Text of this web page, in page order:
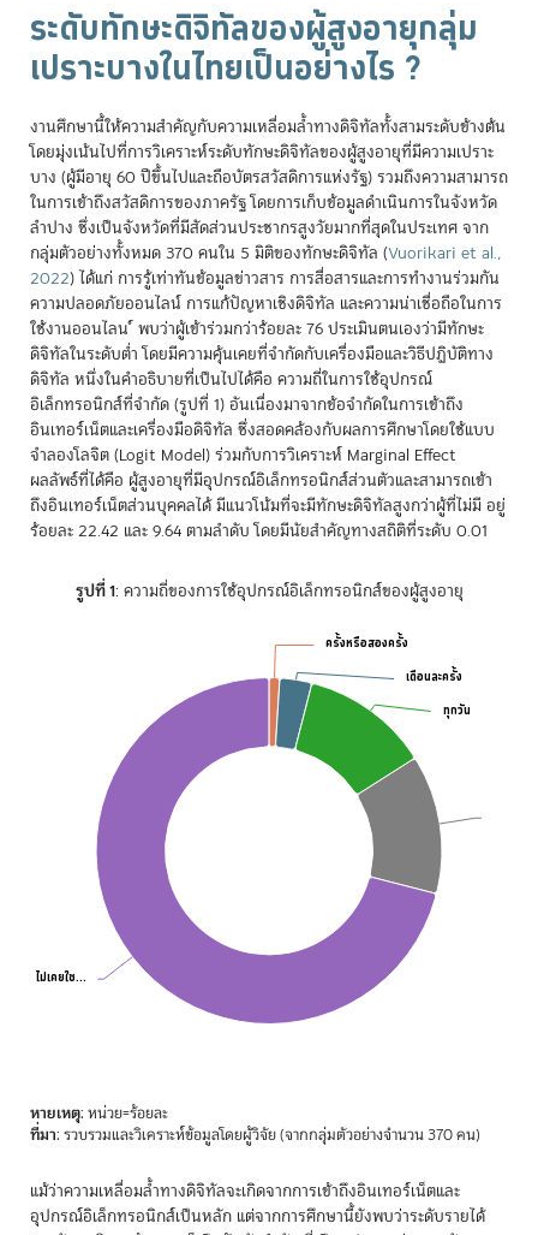
ระดับทักษะดิจิทัลของผู้สูงอายุกลุ่ม
เปราะบางในไทยเป็นอย่างไร ?
งานศึกษานี้ให้ความสำคัญกับความเหลื่อมล้ำทางดิจิทัลทั้งสามระดับข้างต้น
โดยมุ่งเน้นไปที่การวิเคราะห์ระดับทักษะดิจิทัลของผู้สูงอายุที่มีความเปราะ
บาง (ผู้มีอายุ 60 ปีขึ้นไปและถือบัตรสวัสดิการแห่งรัฐ) รวมถึงความสามารถ
ในการเข้าถึงสวัสดิการของภาครัฐ โดยการเก็บข้อมูลดำเนินการในจังหวัด
ลำปาง ซึ่งเป็นจังหวัดที่มีสัดส่วนประชากรสูงวัยมากที่สุดในประเทศ จาก
กลุ่มตัวอย่างทั้งหมด 370 คนใน 5 มิติของทักษะดิจิทัล (Vuorikari et al.,
2022)ได้แก่ การรู้เท่าทันข้อมูลข่าวสาร การสื่อสารและการทำงานร่วมกัน
ความปลอดภัยออนไลน์ การแก้ปัญหาเชิงดิจิทัล และความน่าเชื่อถือในการ
ใช้งานออนไลน ์ พบว่าผู้เข้าร่วมกว่าร้อยละ 76 ประเมินตนเองว่ามีทักษะ
ดิจิทัลในระดับต่ำ โดยมีความคุ้นเคยที่จำกัดกับเครื่องมือและวิธีปฏิบัติทาง
ดิจิทัล หนึ่งในคำอธิบายที่เป็นไปได้คือ ความถี่ในการใช้อุปกรณ์
อิเล็กทรอนิกส์ที่จำกัด (รูปที่ 1) อันเนื่องมาจากข้อจำกัดในการเข้าถึง
อินเทอร์เน็ตและเครื่องมือดิจิทัล ซึ่งสอดคล้องกับผลการศึกษาโดยใช้แบบ
จำลองโลจิต (Logit Model) ร่วมกับการวิเคราะห์ Marginal Effect
ผลลัพธ์ที่ได้คือ ผู้สูงอายุที่มีอุปกรณ์อิเล็กทรอนิกส์ส่วนตัวและสามารถเข้า
ถึงอินเทอร์เน็ตส่วนบุคคลได้ มีแนวโน้มที่จะมีทักษะดิจิทัลสูงกว่าผู้ที่ไม่มี อยู่
ร้อยละ 22.42 และ 9.64 ตามลำดับ โดยมีนัยสำคัญทางสถิติที่ระดับ 0.01
รูปที่ 1: ความถี่ของการใช้อุปกรณ์อิเล็กทรอนิกส์ของผู้สูงอายุ
ครั้งหรือสองครั้ง
ครั้งหรือสองครั้ง
เดือนละครั้ง
เดือนละครั้ง
ทุกวัน
ทุกวัน
ไม่เคยใช…
ไม่เคยใช…
End of interactive chart.
หายเหตุ: หน่วย=ร้อยละ
ที่มา: รวบรวมและวิเคราะห์ข้อมูลโดยผู้วิจัย (จากกลุ่มตัวอย่างจำนวน 370 คน)
แม้ว่าความเหลื่อมล้ำทางดิจิทัลจะเกิดจากการเข้าถึงอินเทอร์เน็ตและ
อุปกรณ์อิเล็กทรอนิกส์เป็นหลัก แต่จากการศึกษานี้ยังพบว่าระดับรายได้